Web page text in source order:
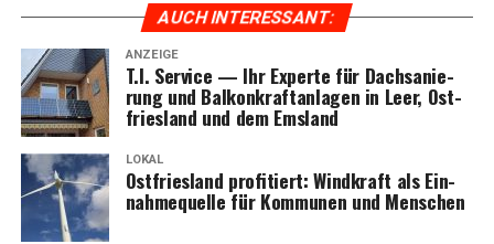
AUCH INTER­ES­SANT:
ANZEIGE
T.I. Ser­vice — Ihr Exper­te für Dach­sa­nie­
rung und Bal­kon­kraft­an­la­gen in Leer, Ost­
fries­land und dem Emsland
LOKAL
Ost­fries­land pro­fi­tiert: Wind­kraft als Ein­
nah­me­quel­le für Kom­mu­nen und Menschen